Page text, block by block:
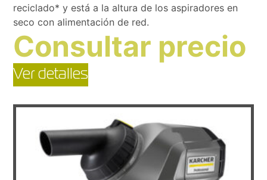
reciclado* y está a la altura de los aspiradores en
seco con alimentación de red.
Consultar precio
Ver detalles